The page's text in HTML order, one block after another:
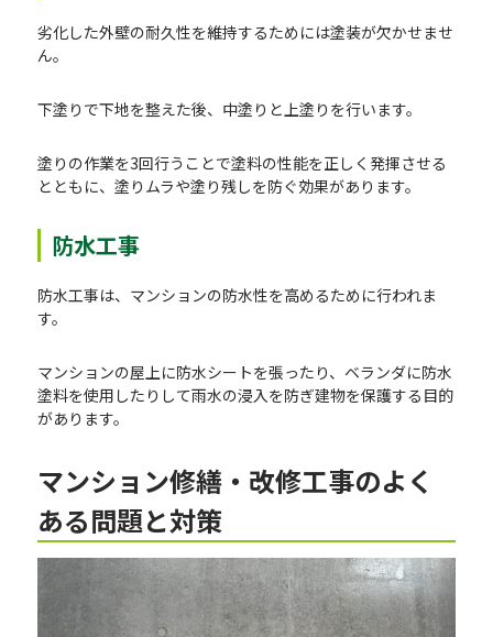
劣化した外壁の耐久性を維持するためには塗装が欠かせませ
ん。
下塗りで下地を整えた後、中塗りと上塗りを行います。
塗りの作業を3回行うことで塗料の性能を正しく発揮させる
とともに、塗りムラや塗り残しを防ぐ効果があります。
防水工事
防水工事は、マンションの防水性を高めるために行われま
す。
マンションの屋上に防水シートを張ったり、ベランダに防水
塗料を使用したりして雨水の浸入を防ぎ建物を保護する目的
があります。
マンション修繕・改修工事のよく
ある問題と対策